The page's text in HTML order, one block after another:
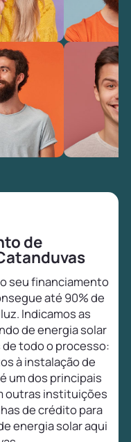
de
seu financiamento
até 90% de
Indicamos as
de energia solar
todo o processo:
à instalação de
um dos principais
outras instituições
de crédito para
energia solar aqui